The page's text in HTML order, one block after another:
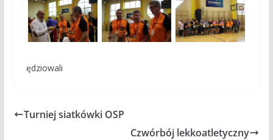
ędziowali
Turniej siatkówki OSP
Czwórbój lekkoatletyczny